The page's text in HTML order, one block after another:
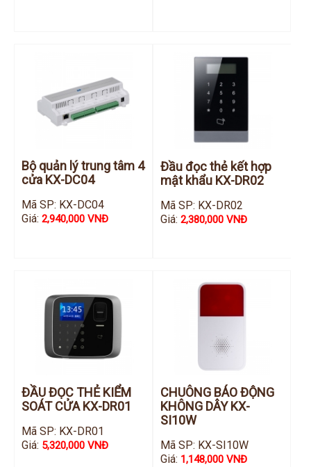
Bộ quản lý trung tâm 4
cửa KX-DC04
Mã SP: KX-DC04
Giá:2,940,000 VNĐ
Đầu đọc thẻ kết hợp
mật khẩu KX-DR02
Mã SP: KX-DR02
Giá: 2,380,000 VNĐ
ĐẦU ĐỌC THẺ KIỂM
SOÁT CỬA KX-DR01
Mã SP: KX-DR01
Giá: 5,320,000 VNĐ
CHUÔNG BÁO ĐỘNG
KHÔNG DÂY KX-
SI10W
Mã SP: KX-SI10W
Giá: 1,148,000 VNĐ